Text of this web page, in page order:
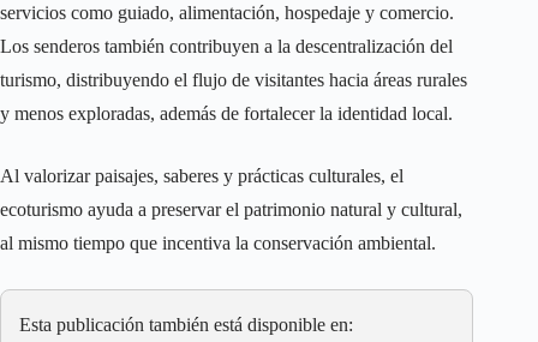
servicios como guiado, alimentación, hospedaje y comercio.
Los senderos también contribuyen a la descentralización del
turismo, distribuyendo el flujo de visitantes hacia áreas rurales
y menos exploradas, además de fortalecer la identidad local.
Al valorizar paisajes, saberes y prácticas culturales, el
ecoturismo ayuda a preservar el patrimonio natural y cultural,
al mismo tiempo que incentiva la conservación ambiental.
Esta publicación también está disponible en: